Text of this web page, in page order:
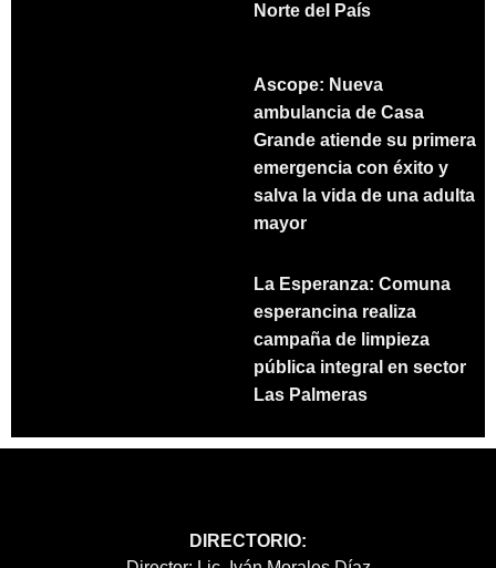
Norte del País
Ascope: Nueva
ambulancia de Casa
Grande atiende su primera
emergencia con éxito y
salva la vida de una adulta
mayor
La Esperanza: Comuna
esperancina realiza
campaña de limpieza
pública integral en sector
Las Palmeras
DIRECTORIO: